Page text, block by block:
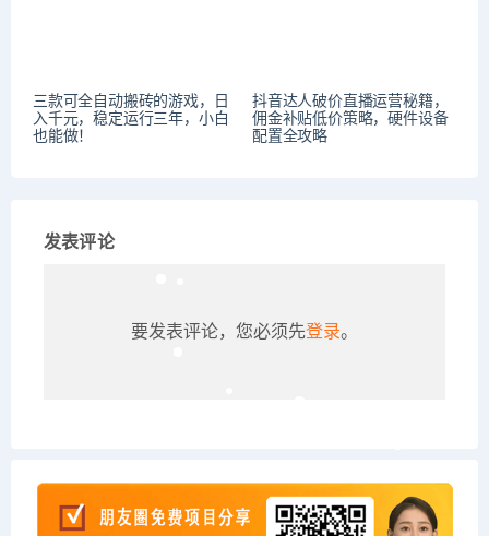
三款可全自动搬砖的游戏，日
入千元，稳定运行三年，小白
也能做！
抖音达人破价直播运营秘籍，
佣金补贴低价策略，硬件设备
配置全攻略
发表评论
要发表评论，您必须先登录。